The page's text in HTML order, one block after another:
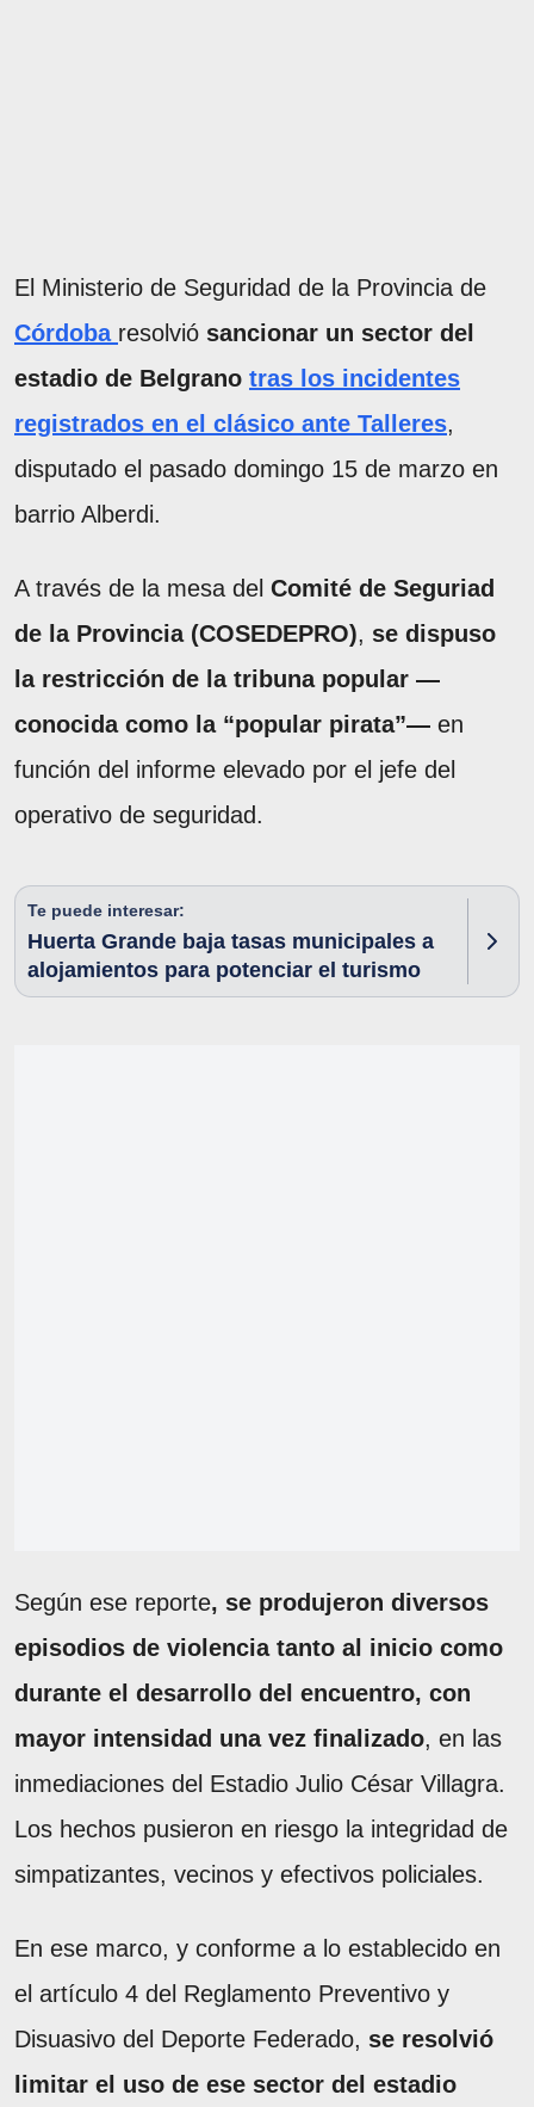
El Ministerio de Seguridad de la Provincia de
Córdoba resolvió sancionar un sector del
estadio de Belgrano tras los incidentes
registrados en el clásico ante Talleres,
disputado el pasado domingo 15 de marzo en
barrio Alberdi.
A través de la mesa del Comité de Seguriad
de la Provincia (COSEDEPRO), se dispuso
la restricción de la tribuna popular —
conocida como la “popular pirata”— en
función del informe elevado por el jefe del
operativo de seguridad.
Te puede interesar:
Huerta Grande baja tasas municipales a
alojamientos para potenciar el turismo
Según ese reporte, se produjeron diversos
episodios de violencia tanto al inicio como
durante el desarrollo del encuentro, con
mayor intensidad una vez finalizado, en las
inmediaciones del Estadio Julio César Villagra.
Los hechos pusieron en riesgo la integridad de
simpatizantes, vecinos y efectivos policiales.
En ese marco, y conforme a lo establecido en
el artículo 4 del Reglamento Preventivo y
Disuasivo del Deporte Federado, se resolvió
limitar el uso de ese sector del estadio